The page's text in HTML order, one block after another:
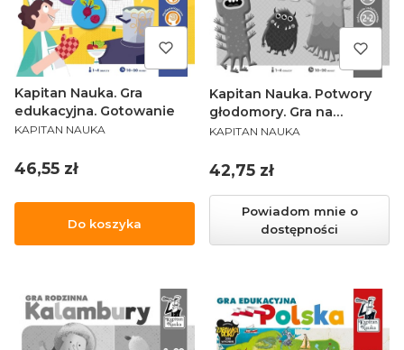
Kapitan Nauka. Gra
edukacyjna. Gotowanie
PRODUCENT
KAPITAN NAUKA
Cena
46,55 zł
Do koszyka
Kapitan Nauka. Potwory
głodomory. Gra na
liczenie
PRODUCENT
KAPITAN NAUKA
Cena
42,75 zł
Powiadom mnie o
dostępności